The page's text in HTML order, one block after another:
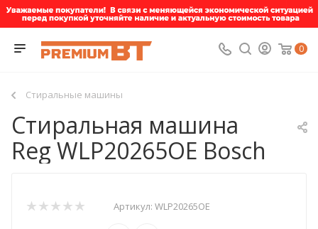
0
Стиральные машины
Стиральная машина
Reg WLP20265OE Bosch
Артикул: WLP20265OE